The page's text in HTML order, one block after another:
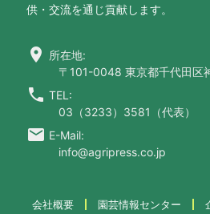
供・交流を通じ貢献します。
location_on 所在地:
〒101-0048 東京都千代田区
call TEL:
03（3233）3581（代表）
email E-Mail:
info@agripress.co.jp
会社概要 園芸情報センター